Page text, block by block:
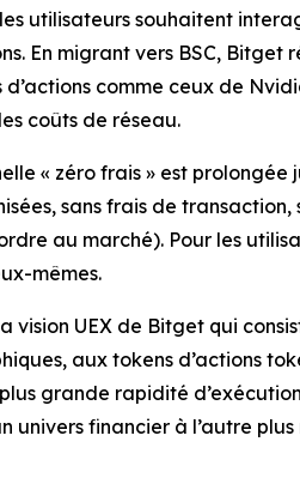
utilisateurs souhaitent
En migrant vers BSC,
comme ceux de
coûts de réseau.
« zéro frais » est
sans frais de
au marché). Pour les
mêmes.
vision UEX de Bitget qui
aux tokens d’actions
grande rapidité
univers financier à l’autre